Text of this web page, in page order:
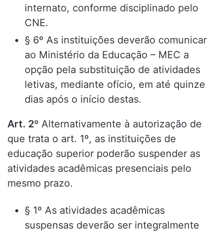
internato, conforme disciplinado pelo
CNE.
§ 6º As instituições deverão comunicar
ao Ministério da Educação – MEC a
opção pela substituição de atividades
letivas, mediante ofício, em até quinze
dias após o início destas.
Art. 2º Alternativamente à autorização de
que trata o art. 1º, as instituições de
educação superior poderão suspender as
atividades acadêmicas presenciais pelo
mesmo prazo.
§ 1º As atividades acadêmicas
suspensas deverão ser integralmente